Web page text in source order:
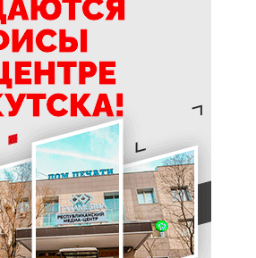
«Маршрут заботы» для
после выписки
В Якутии стартовал
Суглан коренных
народов
В Якутии заготовлено более
от годового плана сырого
механики
две единицы